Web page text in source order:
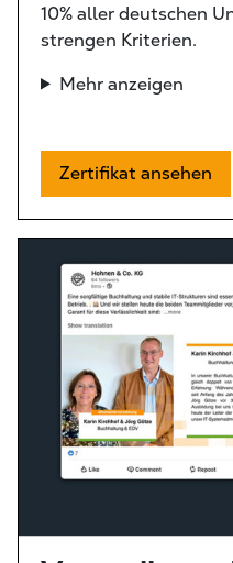
10% aller deutschen
strengen Kriterien.
Mehr anzeigen
Zertifikat ansehen